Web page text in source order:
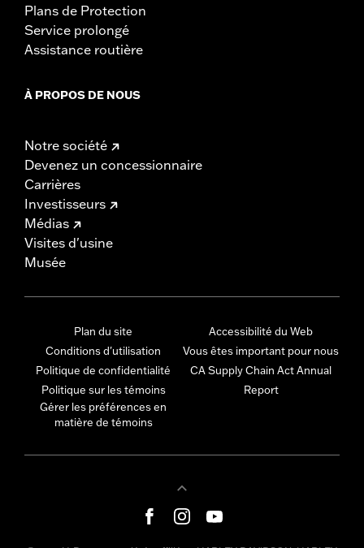
Plans de Protection
Service prolongé
Assistance routière
À PROPOS DE NOUS
Notre société
Devenez un concessionnaire
Carrières
Investisseurs
Médias
Visites d'usine
Musée
Plan du site
Conditions d'utilisation
Politique de confidentialité
Politique sur les témoins
Gérer les préférences en
matière de témoins
Accessibilité du Web
Vous êtes important pour nous
CA Supply Chain Act Annual
Report